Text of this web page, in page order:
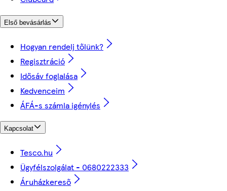
Első bevásárlás
Hogyan rendelj tőlünk?
Regisztráció
Idősáv foglalása
Kedvenceim
ÁFÁ-s számla igénylés
Kapcsolat
Tesco.hu
Ügyfélszolgálat - 0680222333
Áruházkereső